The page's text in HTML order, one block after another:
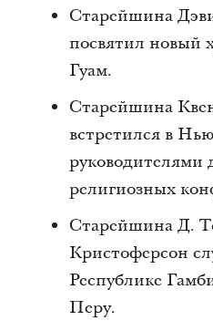
Старейшина
посвятил новый
Гуам.
Старейшина
встретился в
руководителями
религиозных
Старейшина Д.
Кристоферсон
Республике
Перу.